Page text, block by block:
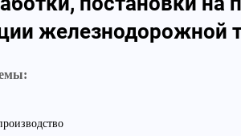
железнодорожной